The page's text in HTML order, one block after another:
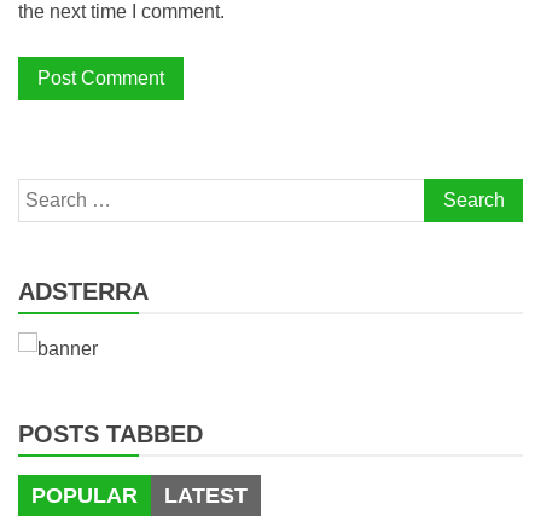
the next time I comment.
Search
for:
ADSTERRA
POSTS TABBED
POPULAR LATEST